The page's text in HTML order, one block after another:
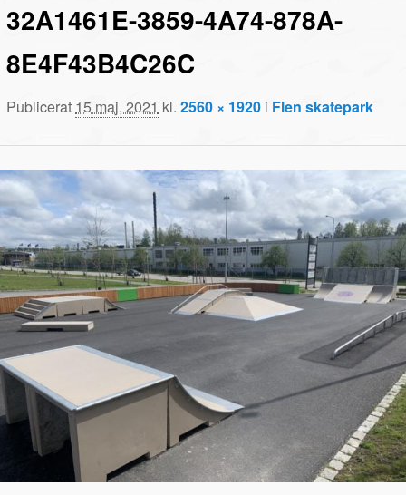
INNEHÅLL
INNEHÅLL
32A1461E-3859-4A74-878A-
8E4F43B4C26C
Publicerat 15 maj, 2021 kl.2560 × 1920 i Flen skatepark